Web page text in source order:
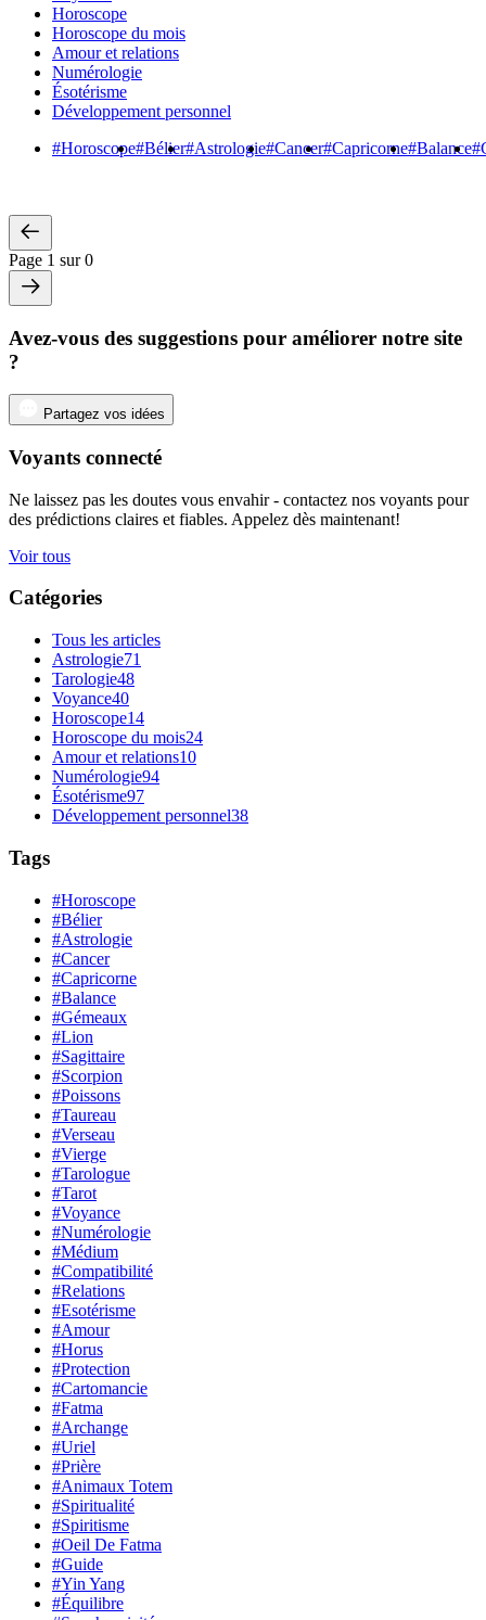
Horoscope
Horoscope du mois
Amour et relations
Numérologie
Ésotérisme
Développement personnel
#Horoscope#Bélier#Astrologie#Cancer#Capricorne#Balance
Page 1 sur 0
Avez-vous des suggestions pour améliorer notre site
?
Partagez vos idées
Voyants connecté
Ne laissez pas les doutes vous envahir - contactez nos voyants pour
des prédictions claires et fiables. Appelez dès maintenant!
Voir tous
Catégories
Tous les articles
Astrologie71
Tarologie48
Voyance40
Horoscope14
Horoscope du mois24
Amour et relations10
Numérologie94
Ésotérisme97
Développement personnel38
Tags
#Horoscope
#Bélier
#Astrologie
#Cancer
#Capricorne
#Balance
#Gémeaux
#Lion
#Sagittaire
#Scorpion
#Poissons
#Taureau
#Verseau
#Vierge
#Tarologue
#Tarot
#Voyance
#Numérologie
#Médium
#Compatibilité
#Relations
#Esotérisme
#Amour
#Horus
#Protection
#Cartomancie
#Fatma
#Archange
#Uriel
#Prière
#Animaux Totem
#Spiritualité
#Spiritisme
#Oeil De Fatma
#Guide
#Yin Yang
#Équilibre